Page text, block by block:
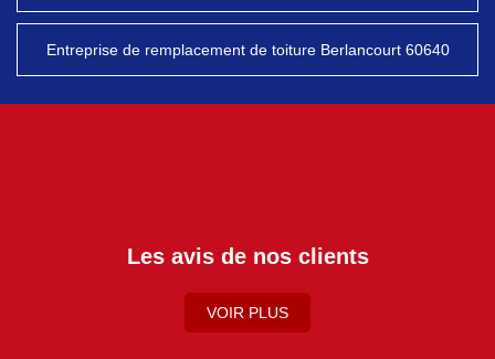
Entreprise de remplacement de toiture Berlancourt 60640
Les avis de nos clients
VOIR PLUS